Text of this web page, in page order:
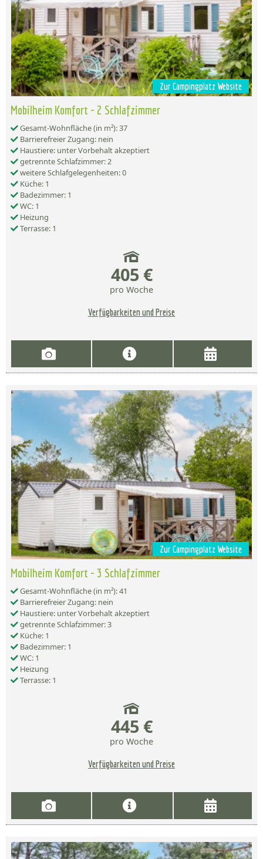
Zur Campingplatz Website
Mobilheim Komfort - 2 Schlafzimmer
Gesamt-Wohnfläche (in m²): 37
Barrierefreier Zugang: nein
Haustiere: unter Vorbehalt akzeptiert
getrennte Schlafzimmer: 2
weitere Schlafgelegenheiten: 0
Küche: 1
Badezimmer: 1
WC: 1
Heizung
Terrasse: 1
405 €
pro Woche
Verfügbarkeiten und Preise
Zur Campingplatz Website
Mobilheim Komfort - 3 Schlafzimmer
Gesamt-Wohnfläche (in m²): 41
Barrierefreier Zugang: nein
Haustiere: unter Vorbehalt akzeptiert
getrennte Schlafzimmer: 3
Küche: 1
Badezimmer: 1
WC: 1
Heizung
Terrasse: 1
445 €
pro Woche
Verfügbarkeiten und Preise